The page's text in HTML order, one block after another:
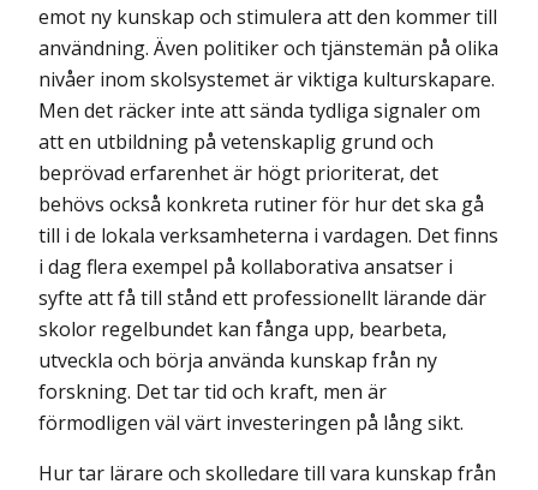
emot ny kunskap och stimulera att den kommer till
användning. Även politiker och tjänstemän på olika
nivåer inom skolsystemet är viktiga kulturskapare.
Men det räcker inte att sända tydliga signaler om
att en utbildning på vetenskaplig grund och
beprövad erfarenhet är högt prioriterat, det
behövs också konkreta rutiner för hur det ska gå
till i de lokala verksamheterna i vardagen. Det finns
i dag flera exempel på kollaborativa ansatser i
syfte att få till stånd ett professionellt lärande där
skolor regelbundet kan fånga upp, bearbeta,
utveckla och börja använda kunskap från ny
forskning. Det tar tid och kraft, men är
förmodligen väl värt investeringen på lång sikt.
Hur tar lärare och skolledare till vara kunskap från